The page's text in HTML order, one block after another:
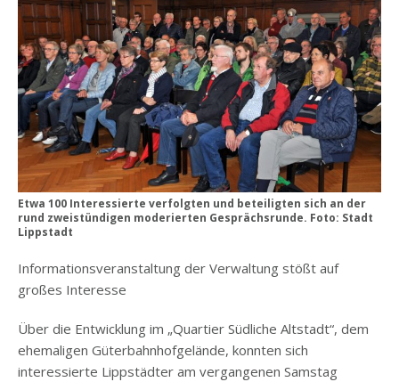
Etwa 100 Interessierte verfolgten und beteiligten sich an der
rund zweistündigen moderierten Gesprächsrunde. Foto: Stadt
Lippstadt
Informationsveranstaltung der Verwaltung stößt auf
großes Interesse
Über die Entwicklung im „Quartier Südliche Altstadt“, dem
ehemaligen Güterbahnhofgelände, konnten sich
interessierte Lippstädter am vergangenen Samstag